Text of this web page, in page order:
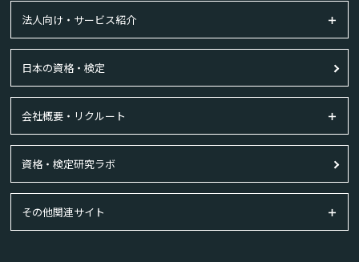
法人向け・サービス紹介
日本の資格・検定
会社概要・リクルート
資格・検定研究ラボ
その他関連サイト